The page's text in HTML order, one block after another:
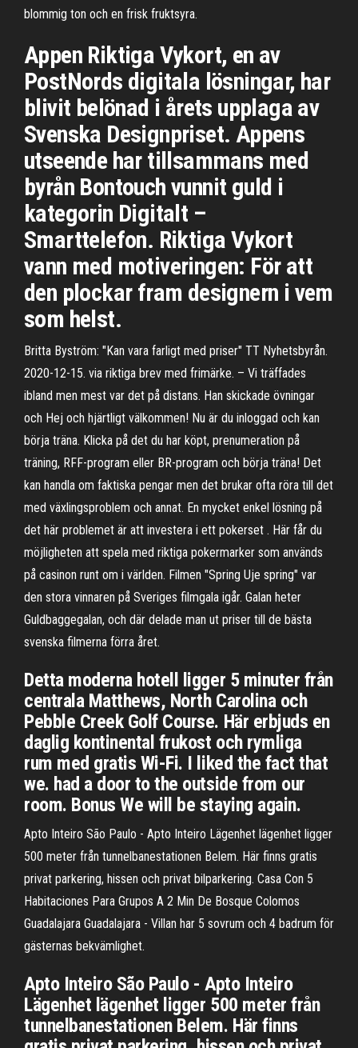
blommig ton och en frisk fruktsyra.
Appen Riktiga Vykort, en av
PostNords digitala lösningar, har
blivit belönad i årets upplaga av
Svenska Designpriset. Appens
utseende har tillsammans med
byrån Bontouch vunnit guld i
kategorin Digitalt –
Smarttelefon. Riktiga Vykort
vann med motiveringen: För att
den plockar fram designern i vem
som helst.
Britta Byström: "Kan vara farligt med priser" TT Nyhetsbyrån.
2020-12-15. via riktiga brev med frimärke. – Vi träffades
ibland men mest var det på distans. Han skickade övningar
och Hej och hjärtligt välkommen! Nu är du inloggad och kan
börja träna. Klicka på det du har köpt, prenumeration på
träning, RFF-program eller BR-program och börja träna! Det
kan handla om faktiska pengar men det brukar ofta röra till det
med växlingsproblem och annat. En mycket enkel lösning på
det här problemet är att investera i ett pokerset . Här får du
möjligheten att spela med riktiga pokermarker som används
på casinon runt om i världen. Filmen "Spring Uje spring" var
den stora vinnaren på Sveriges filmgala igår. Galan heter
Guldbaggegalan, och där delade man ut priser till de bästa
svenska filmerna förra året.
Detta moderna hotell ligger 5 minuter från
centrala Matthews, North Carolina och
Pebble Creek Golf Course. Här erbjuds en
daglig kontinental frukost och rymliga
rum med gratis Wi-Fi. I liked the fact that
we. had a door to the outside from our
room. Bonus We will be staying again.
Apto Inteiro São Paulo - Apto Inteiro Lägenhet lägenhet ligger
500 meter från tunnelbanestationen Belem. Här finns gratis
privat parkering, hissen och privat bilparkering. Casa Con 5
Habitaciones Para Grupos A 2 Min De Bosque Colomos
Guadalajara Guadalajara - Villan har 5 sovrum och 4 badrum för
gästernas bekvämlighet.
Apto Inteiro São Paulo - Apto Inteiro
Lägenhet lägenhet ligger 500 meter från
tunnelbanestationen Belem. Här finns